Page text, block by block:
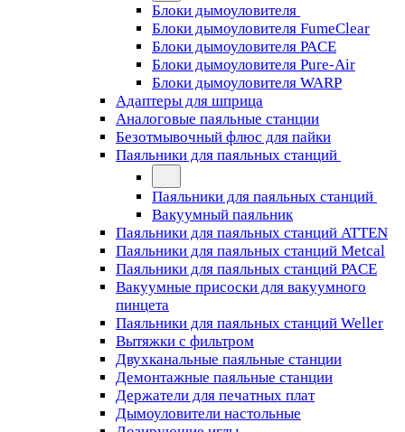
Блоки дымоуловителя
Блоки дымоуловителя FumeClear
Блоки дымоуловителя PACE
Блоки дымоуловителя Pure-Air
Блоки дымоуловителя WARP
Адаптеры для шприца
Аналоговые паяльные станции
Безотмывочный флюс для пайки
Паяльники для паяльных станций
Паяльники для паяльных станций
Вакуумный паяльник
Паяльники для паяльных станций ATTEN
Паяльники для паяльных станций Metcal
Паяльники для паяльных станций PACE
Вакуумные присоски для вакуумного
пинцета
Паяльники для паяльных станций Weller
Вытяжки с фильтром
Двухканальные паяльные станции
Демонтажные паяльные станции
Держатели для печатных плат
Дымоуловители настольные